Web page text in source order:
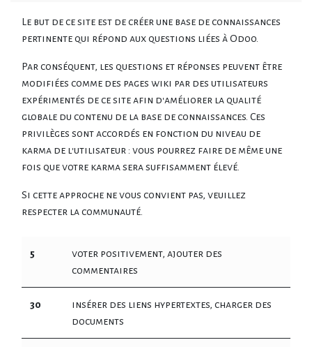
Le but de ce site est de créer une base de connaissances
pertinente qui répond aux questions liées à Odoo.
Par conséquent, les questions et réponses peuvent être
modifiées comme des pages wiki par des utilisateurs
expérimentés de ce site afin d'améliorer la qualité
globale du contenu de la base de connaissances. Ces
privilèges sont accordés en fonction du niveau de
karma de l'utilisateur : vous pourrez faire de même une
fois que votre karma sera suffisamment élevé.
Si cette approche ne vous convient pas, veuillez
respecter la communauté.
5
voter positivement, ajouter des
commentaires
30
insérer des liens hypertextes, charger des
documents